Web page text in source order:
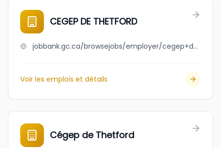
CEGEP DE THETFORD
jobbank.gc.ca/browsejobs/employer/cegep+de+thetford/ca
Voir les emplois et détails
Cégep de Thetford